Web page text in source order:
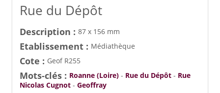
Rue du Dépôt
Description : 87 x 156 mm
Etablissement : Médiathèque
Cote : Geof R255
Mots-clés : Roanne (Loire) - Rue du Dépôt - Rue
Nicolas Cugnot - Geoffray